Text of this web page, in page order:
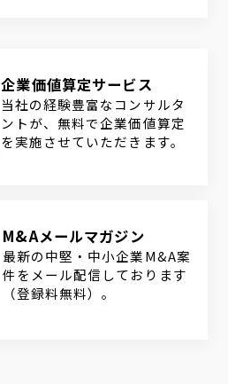
企業価値算定サービス
当社の経験豊富なコンサルタ
ントが、無料で企業価値算定
を実施させていただきます。
M&Aメールマガジン
最新の中堅・中小企業M&A案
件をメール配信しております
（登録料無料）。